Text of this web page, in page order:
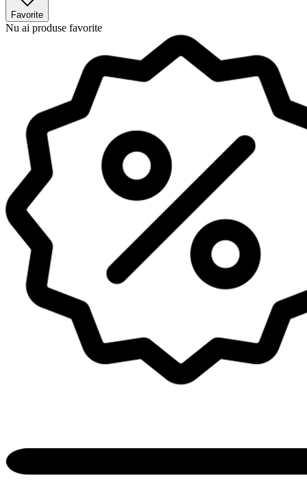
Favorite
Nu ai produse favorite